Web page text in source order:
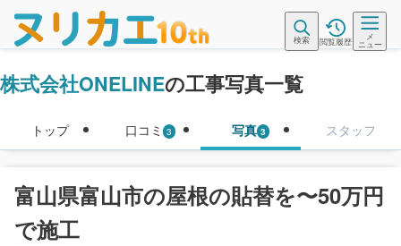
検索 閲覧履歴
メ
ニュー
株式会社ONELINEの工事写真一覧
トップ 口コミ 3 写真 3 スタッフ
富山県富山市の屋根の貼替を〜50万円
で施工